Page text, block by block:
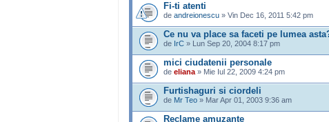
Fi-ti atenti
de andreionescu » Vin Dec 16, 2011 5:42 pm
Ce nu va place sa faceti pe lumea
de IrC » Lun Sep 20, 2004 8:17 pm
mici ciudatenii personale
de eliana » Mie Iul 22, 2009 4:24 pm
Furtishaguri si ciordeli
de Mr Teo » Mar Apr 01, 2003 9:36 am
Reclame amuzante